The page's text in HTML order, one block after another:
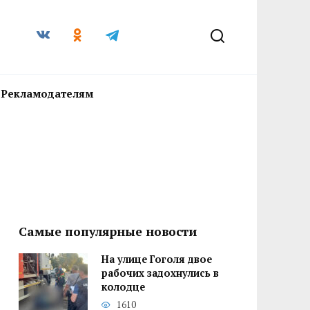
Рекламодателям
Самые популярные новости
На улице Гоголя двое
рабочих задохнулись в
колодце
1610